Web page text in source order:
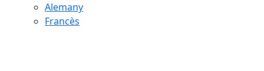
Alemany
Francès